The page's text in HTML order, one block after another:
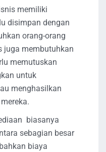
memiliki
disimpan dengan
orang-orang
juga membutuhkan
memutuskan
untuk
menghasilkan
biasanya
sebagian besar
biaya